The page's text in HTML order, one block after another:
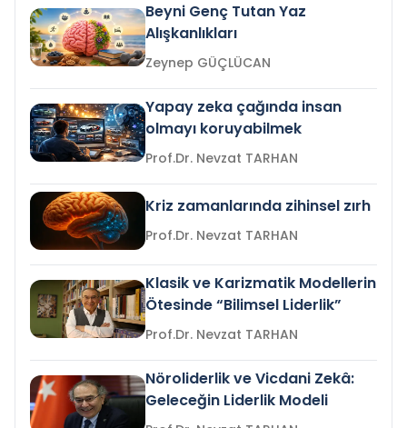
Beyni Genç Tutan Yaz
Alışkanlıkları
Zeynep GÜÇLÜCAN
Yapay zeka çağında insan
olmayı koruyabilmek
Prof.Dr. Nevzat TARHAN
Kriz zamanlarında zihinsel zırh
Prof.Dr. Nevzat TARHAN
Klasik ve Karizmatik Modellerin
Ötesinde “Bilimsel Liderlik”
Prof.Dr. Nevzat TARHAN
Nöroliderlik ve Vicdani Zekâ:
Geleceğin Liderlik Modeli